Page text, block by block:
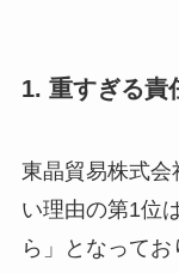
1. 重すぎる責
東晶貿易株式会
い理由の第1位
ら」となって